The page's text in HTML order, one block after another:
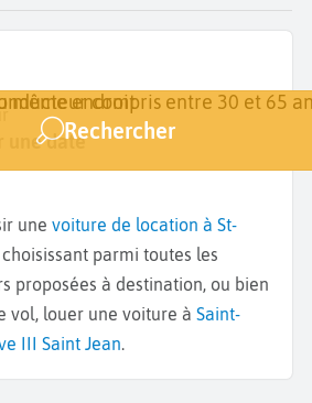
une date
une date
même endroitcompris entre 30 et 65
Rechercher
une voiture de location à St-
parmi toutes les
proposées à destination, ou bien
vol, louer une voiture à Saint-
III Saint Jean.